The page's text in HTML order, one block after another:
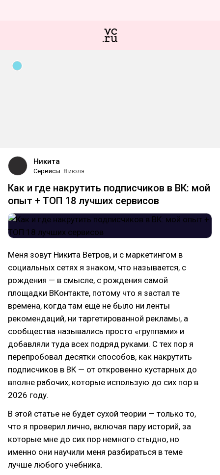
Никита
Сервисы 8 июля
Как и где накрутить подписчиков в ВК: мой
опыт + ТОП 18 лучших сервисов
Меня зовут Никита Ветров, и с маркетингом в
социальных сетях я знаком, что называется, с
рождения — в смысле, с рождения самой
площадки ВКонтакте, потому что я застал те
времена, когда там ещё не было ни ленты
рекомендаций, ни таргетированной рекламы, а
сообщества назывались просто «группами» и
добавляли туда всех подряд руками. С тех пор я
перепробовал десятки способов, как накрутить
подписчиков в ВК — от откровенно кустарных до
вполне рабочих, которые использую до сих пор в
2026 году.
В этой статье не будет сухой теории — только то,
что я проверил лично, включая пару историй, за
которые мне до сих пор немного стыдно, но
именно они научили меня разбираться в теме
лучше любого учебника.